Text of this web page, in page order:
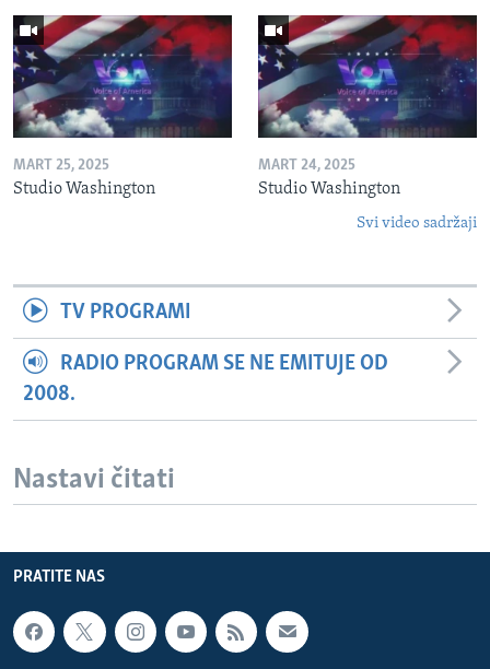
MART 25, 2025
Studio Washington
MART 24, 2025
Studio Washington
Svi video sadržaji
TV PROGRAMI
RADIO PROGRAM SE NE EMITUJE OD
2008.
Nastavi čitati
PRATITE NAS